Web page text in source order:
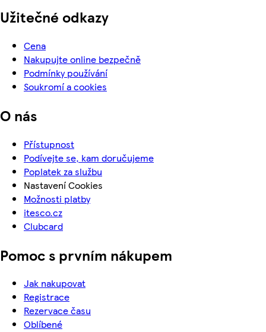
Užitečné odkazy
Cena
Nakupujte online bezpečně
Podmínky používání
Soukromí a cookies
O nás
Přístupnost
Podívejte se, kam doručujeme
Poplatek za službu
Nastavení Cookies
Možnosti platby
itesco.cz
Clubcard
Pomoc s prvním nákupem
Jak nakupovat
Registrace
Rezervace času
Oblíbené